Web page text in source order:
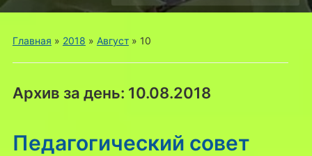
меню
Главная » 2018 » Август» 10
Архив за день: 10.08.2018
Педагогический совет